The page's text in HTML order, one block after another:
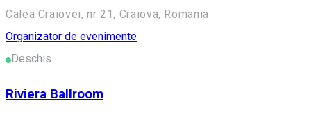
Calea Craiovei, nr 21, Craiova, Romania
Organizator de evenimente
Deschis
Riviera Ballroom